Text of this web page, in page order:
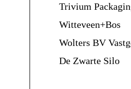
Trivium
Witteveen+Bos
Wolters BV
De Zwarte Silo